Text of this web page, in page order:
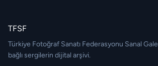
TFSF
Türkiye Fotoğraf Sanatı Federasyonu Sanal
bağlı sergilerin dijital arşivi.